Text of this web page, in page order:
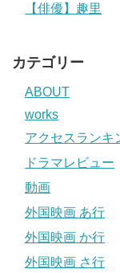
【俳優】趣里
カテゴリー
ABOUT
works
アクセスランキ
ドラマレビュー
動画
外国映画 あ行
外国映画 か行
外国映画 さ行